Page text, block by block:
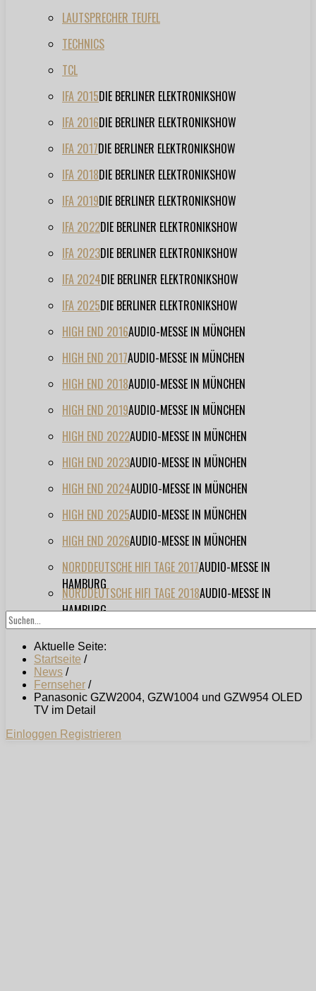
LAUTSPRECHER TEUFEL
TECHNICS
TCL
IFA 2015DIE BERLINER ELEKTRONIKSHOW
IFA 2016DIE BERLINER ELEKTRONIKSHOW
IFA 2017DIE BERLINER ELEKTRONIKSHOW
IFA 2018DIE BERLINER ELEKTRONIKSHOW
IFA 2019DIE BERLINER ELEKTRONIKSHOW
IFA 2022DIE BERLINER ELEKTRONIKSHOW
IFA 2023DIE BERLINER ELEKTRONIKSHOW
IFA 2024DIE BERLINER ELEKTRONIKSHOW
IFA 2025DIE BERLINER ELEKTRONIKSHOW
HIGH END 2016AUDIO-MESSE IN MÜNCHEN
HIGH END 2017AUDIO-MESSE IN MÜNCHEN
HIGH END 2018AUDIO-MESSE IN MÜNCHEN
HIGH END 2019AUDIO-MESSE IN MÜNCHEN
HIGH END 2022AUDIO-MESSE IN MÜNCHEN
HIGH END 2023AUDIO-MESSE IN MÜNCHEN
HIGH END 2024AUDIO-MESSE IN MÜNCHEN
HIGH END 2025AUDIO-MESSE IN MÜNCHEN
HIGH END 2026AUDIO-MESSE IN MÜNCHEN
NORDDEUTSCHE HIFI TAGE 2017AUDIO-MESSE IN
HAMBURG
NORDDEUTSCHE HIFI TAGE 2018AUDIO-MESSE IN
HAMBURG
Aktuelle Seite:
Startseite /
News /
Fernseher /
Panasonic GZW2004, GZW1004 und GZW954 OLED
TV im Detail
Einloggen Registrieren